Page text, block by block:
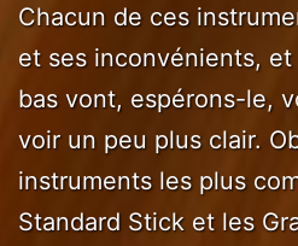
Chacun de ces
et ses inconvénients,
bas vont, espérons-le,
voir un peu plus clair.
instruments les plus
Standard Stick et les